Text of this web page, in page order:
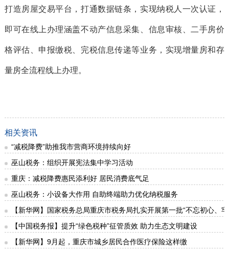
打造房屋交易平台，打通数据链条，实现纳税人一次认证，
即可在线上办理涵盖不动产信息采集、信息审核、二手房价
格评估、申报缴税、完税信息传递等业务，实现增量房和存
量房全流程线上办理。
相关资讯
“减税降费”助推我市营商环境持续向好
巫山税务：组织开展宪法集中学习活动
重庆：减税降费惠民添利好 居民消费底气足
巫山税务：小设备大作用 自助终端助力优化纳税服务
【新华网】国家税务总局重庆市税务局扎实开展第一批“不忘初心、
【中国税务报】提升“绿色税种”征管质效 助力生态文明建设
【新华网】9月起，重庆市城乡居民合作医疗保险这样缴